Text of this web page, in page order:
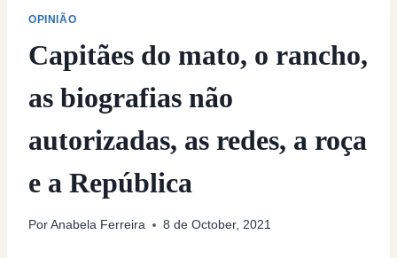
OPINIÃO
Capitães do mato, o rancho,
as biografias não
autorizadas, as redes, a roça
e a República
Por Anabela Ferreira 8 de October, 2021